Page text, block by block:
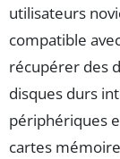
utilisateurs
compatible
récupérer des
disques durs
périphériques
cartes